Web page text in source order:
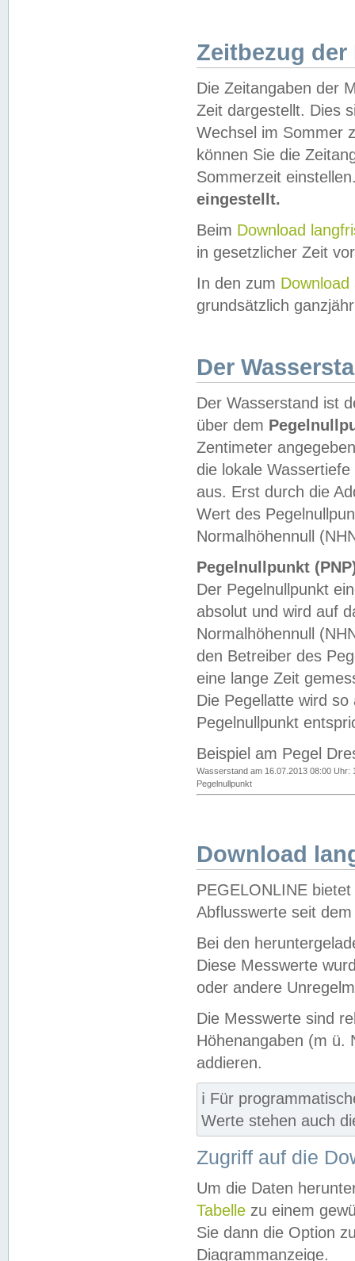
Zeitbezug der
Die Zeitangaben der
Zeit dargestellt. Dies
Wechsel im Sommer
können Sie die
Sommerzeit
eingestellt.
Beim Download
in gesetzlicher Zeit
In den zum Download
grundsätzlich
Der
Der Wasserstand ist
über dem
Zentimeter
die lokale
aus. Erst durch die
Wert des
Normalhöhennull
Pegelnullpunkt
Der Pegelnullpunkt
absolut und wird auf
Normalhöhennull
den Betreiber des
eine lange Zeit
Die Pegellatte wird
Pegelnullpunkt
Beispiel am Pegel
Wasserstand am 16.07.2013 08:00 Uhr:
Pegelnullpunkt
Download
PEGELONLINE
Abflusswerte seit
Bei den
Diese Messwerte
oder andere
Die Messwerte sind
Höhenangaben (m ü.
addieren.
ℹ️ Für
Werte stehen auch
Zugriff auf die
Um die Daten
Tabelle zu einem
Sie dann die Option
Diagrammanzeige.